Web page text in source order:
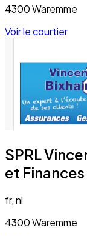
4300 Waremme
Voir le courtier
SPRL
et Finances
fr, nl
4300 Waremme